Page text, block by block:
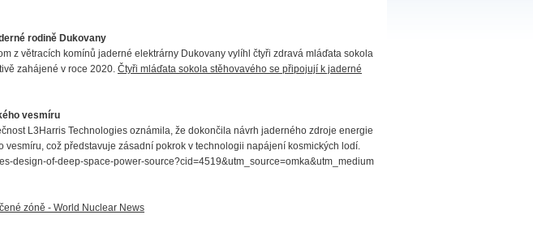
rodině Dukovany
z větracích komínů jaderné elektrárny Dukovany vylíhl čtyři zdravá mláďata sokola
zahájené v roce 2020. Čtyři mláďata sokola stěhovavého se připojují k jaderné
vesmíru
L3Harris Technologies oznámila, že dokončila návrh jaderného zdroje energie
což představuje zásadní pokrok v technologii napájení kosmických lodí.
design-of-deep-space-power-source?cid=4519&utm_source=omka&utm_medium
zóně - World Nuclear News